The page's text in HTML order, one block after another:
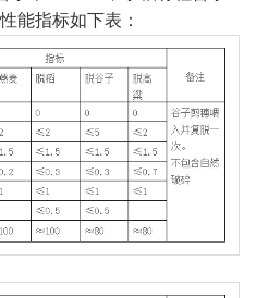
能指标如下表：